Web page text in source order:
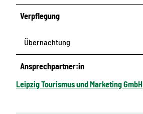
Verpflegung
Übernachtung
Ansprechpartner:in
Leipzig Tourismus und Marketing GmbH